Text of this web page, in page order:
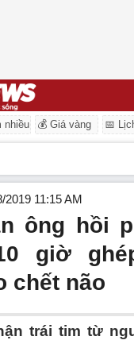
nhiều 💰 Giá vàng 📅
2019 11:15 AM
ông hồi
giờ
chết não
trái tim từ